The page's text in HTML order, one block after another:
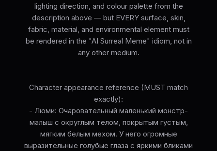
lighting direction, and colour palette from the
description above — but EVERY surface, skin,
fabric, material, and environmental element must
be rendered in the "AI Surreal Meme" idiom, not in
any other medium.
Character appearance reference (MUST match
exactly):
- Люми: Очаровательный маленький монстр-
малыш с округлым телом, покрытым густым,
мягким белым мехом. У него огромные
выразительные голубые глаза с яркими бликами